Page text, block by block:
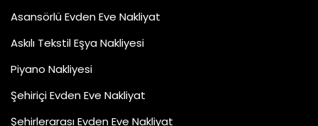
Asansörlü Evden Eve Nakliyat
Askılı Tekstil Eşya Nakliyesi
Piyano Nakliyesi
Şehiriçi Evden Eve Nakliyat
Şehirlerarası Evden Eve Nakliyat